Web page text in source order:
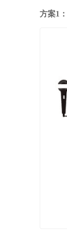
方案1：